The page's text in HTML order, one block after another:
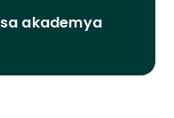
akademya